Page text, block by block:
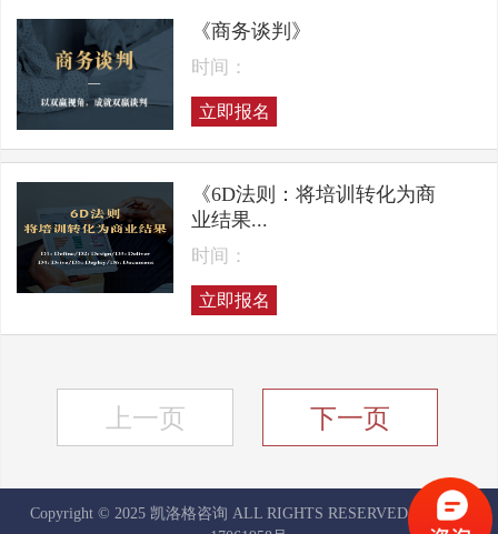
《商务谈判》
时间：
立即报名
《6D法则：将培训转化为商
业结果...
时间：
立即报名
上一页 下一页
Copyright © 2025 凯洛格咨询 ALL RIGHTS RESERVED
京ICP备